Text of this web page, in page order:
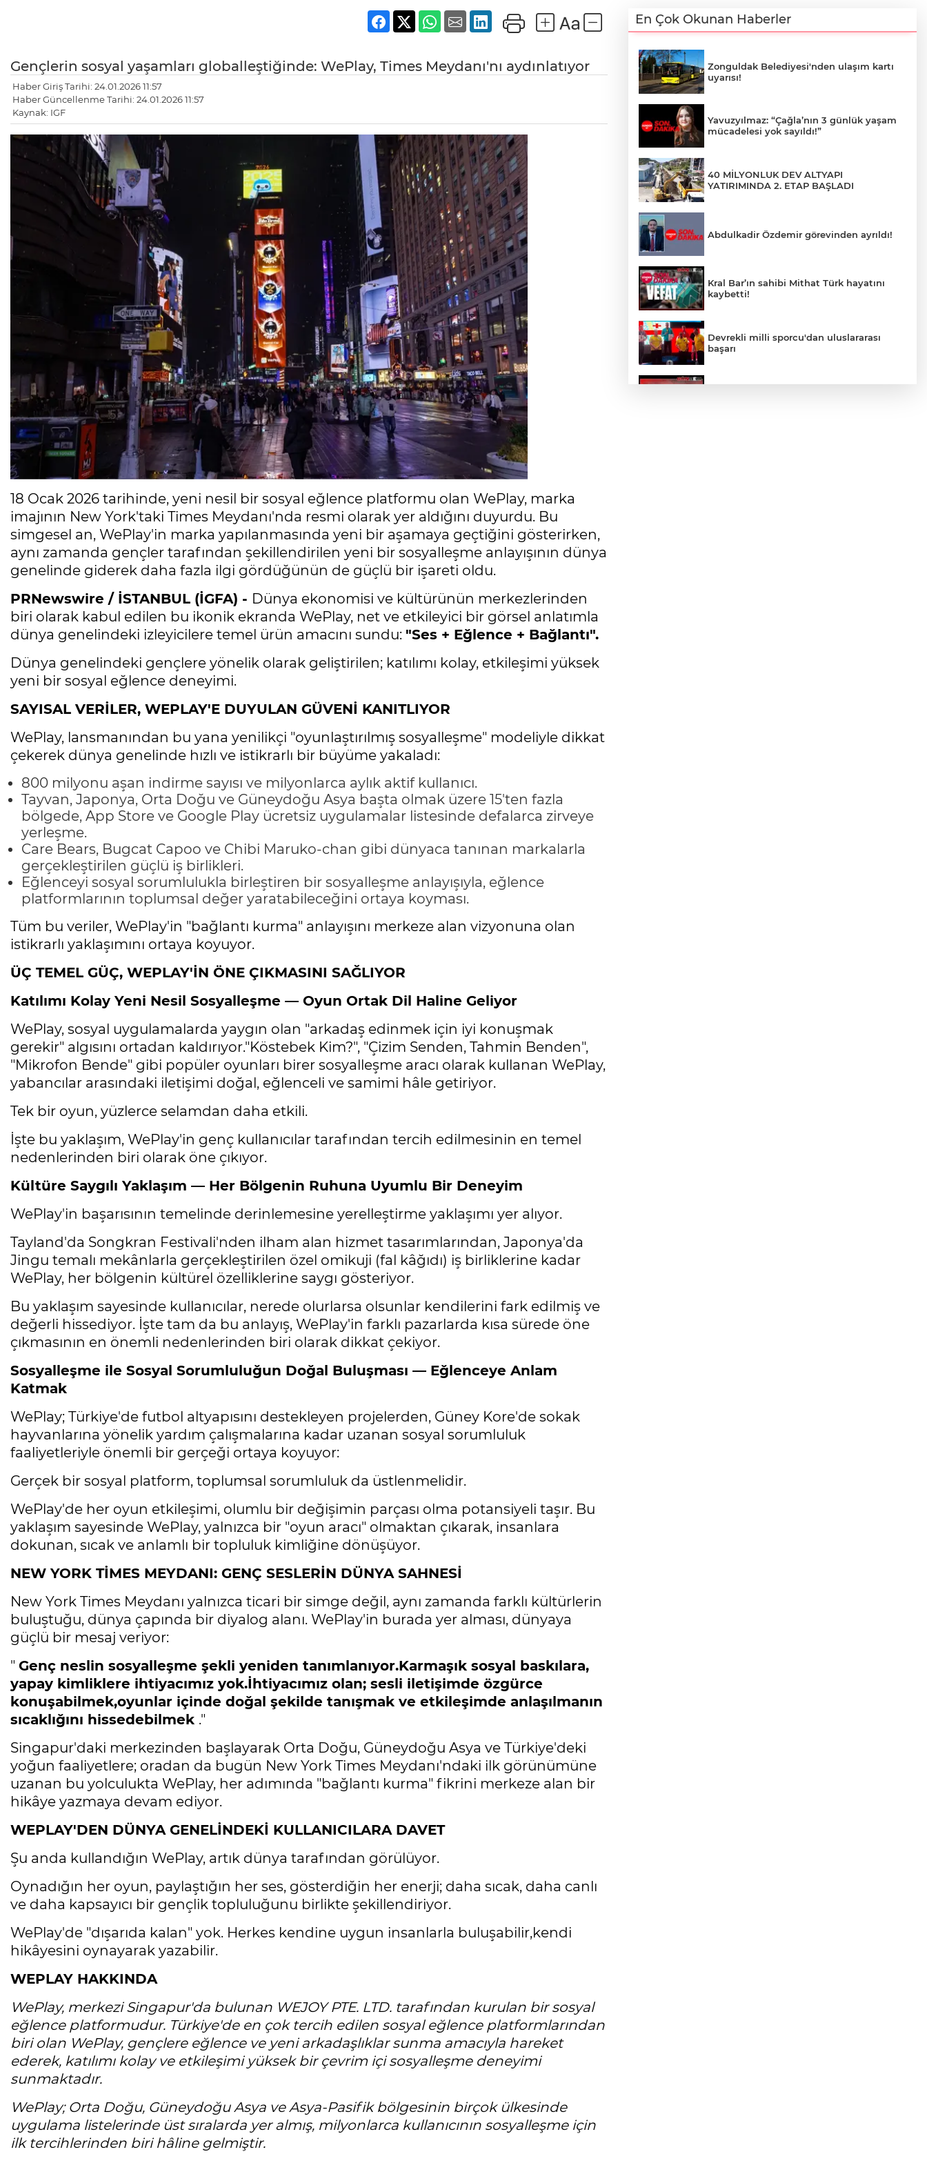
Gençlerin sosyal yaşamları globalleştiğinde: WePlay, Times Meydanı'nı aydınlatıyor
Haber Giriş Tarihi: 24.01.2026 11:57
Haber Güncellenme Tarihi: 24.01.2026 11:57
Kaynak: IGF
18 Ocak 2026 tarihinde, yeni nesil bir sosyal eğlence platformu olan WePlay, marka
imajının New York'taki Times Meydanı'nda resmi olarak yer aldığını duyurdu. Bu
simgesel an, WePlay'in marka yapılanmasında yeni bir aşamaya geçtiğini gösterirken,
aynı zamanda gençler tarafından şekillendirilen yeni bir sosyalleşme anlayışının dünya
genelinde giderek daha fazla ilgi gördüğünün de güçlü bir işareti oldu.
PRNewswire / İSTANBUL (İGFA) - Dünya ekonomisi ve kültürünün merkezlerinden
biri olarak kabul edilen bu ikonik ekranda WePlay, net ve etkileyici bir görsel anlatımla
dünya genelindeki izleyicilere temel ürün amacını sundu: "Ses + Eğlence + Bağlantı".
Dünya genelindeki gençlere yönelik olarak geliştirilen; katılımı kolay, etkileşimi yüksek
yeni bir sosyal eğlence deneyimi.
SAYISAL VERİLER, WEPLAY'E DUYULAN GÜVENİ KANITLIYOR
WePlay, lansmanından bu yana yenilikçi "oyunlaştırılmış sosyalleşme" modeliyle dikkat
çekerek dünya genelinde hızlı ve istikrarlı bir büyüme yakaladı:
800 milyonu aşan indirme sayısı ve milyonlarca aylık aktif kullanıcı.
Tayvan, Japonya, Orta Doğu ve Güneydoğu Asya başta olmak üzere 15'ten fazla
bölgede, App Store ve Google Play ücretsiz uygulamalar listesinde defalarca zirveye
yerleşme.
Care Bears, Bugcat Capoo ve Chibi Maruko-chan gibi dünyaca tanınan markalarla
gerçekleştirilen güçlü iş birlikleri.
Eğlenceyi sosyal sorumlulukla birleştiren bir sosyalleşme anlayışıyla, eğlence
platformlarının toplumsal değer yaratabileceğini ortaya koyması.
Tüm bu veriler, WePlay'in "bağlantı kurma" anlayışını merkeze alan vizyonuna olan
istikrarlı yaklaşımını ortaya koyuyor.
ÜÇ TEMEL GÜÇ, WEPLAY'İN ÖNE ÇIKMASINI SAĞLIYOR
Katılımı Kolay Yeni Nesil Sosyalleşme — Oyun Ortak Dil Haline Geliyor
WePlay, sosyal uygulamalarda yaygın olan "arkadaş edinmek için iyi konuşmak
gerekir" algısını ortadan kaldırıyor."Köstebek Kim?", "Çizim Senden, Tahmin Benden",
"Mikrofon Bende" gibi popüler oyunları birer sosyalleşme aracı olarak kullanan WePlay,
yabancılar arasındaki iletişimi doğal, eğlenceli ve samimi hâle getiriyor.
Tek bir oyun, yüzlerce selamdan daha etkili.
İşte bu yaklaşım, WePlay'in genç kullanıcılar tarafından tercih edilmesinin en temel
nedenlerinden biri olarak öne çıkıyor.
Kültüre Saygılı Yaklaşım — Her Bölgenin Ruhuna Uyumlu Bir Deneyim
WePlay'in başarısının temelinde derinlemesine yerelleştirme yaklaşımı yer alıyor.
Tayland'da Songkran Festivali'nden ilham alan hizmet tasarımlarından, Japonya'da
Jingu temalı mekânlarla gerçekleştirilen özel omikuji (fal kâğıdı) iş birliklerine kadar
WePlay, her bölgenin kültürel özelliklerine saygı gösteriyor.
Bu yaklaşım sayesinde kullanıcılar, nerede olurlarsa olsunlar kendilerini fark edilmiş ve
değerli hissediyor. İşte tam da bu anlayış, WePlay'in farklı pazarlarda kısa sürede öne
çıkmasının en önemli nedenlerinden biri olarak dikkat çekiyor.
Sosyalleşme ile Sosyal Sorumluluğun Doğal Buluşması — Eğlenceye Anlam
Katmak
WePlay; Türkiye'de futbol altyapısını destekleyen projelerden, Güney Kore'de sokak
hayvanlarına yönelik yardım çalışmalarına kadar uzanan sosyal sorumluluk
faaliyetleriyle önemli bir gerçeği ortaya koyuyor:
Gerçek bir sosyal platform, toplumsal sorumluluk da üstlenmelidir.
WePlay'de her oyun etkileşimi, olumlu bir değişimin parçası olma potansiyeli taşır. Bu
yaklaşım sayesinde WePlay, yalnızca bir "oyun aracı" olmaktan çıkarak, insanlara
dokunan, sıcak ve anlamlı bir topluluk kimliğine dönüşüyor.
NEW YORK TİMES MEYDANI: GENÇ SESLERİN DÜNYA SAHNESİ
New York Times Meydanı yalnızca ticari bir simge değil, aynı zamanda farklı kültürlerin
buluştuğu, dünya çapında bir diyalog alanı. WePlay'in burada yer alması, dünyaya
güçlü bir mesaj veriyor:
" Genç neslin sosyalleşme şekli yeniden tanımlanıyor.Karmaşık sosyal baskılara,
yapay kimliklere ihtiyacımız yok.İhtiyacımız olan; sesli iletişimde özgürce
konuşabilmek,oyunlar içinde doğal şekilde tanışmak ve etkileşimde anlaşılmanın
sıcaklığını hissedebilmek ."
Singapur'daki merkezinden başlayarak Orta Doğu, Güneydoğu Asya ve Türkiye'deki
yoğun faaliyetlere; oradan da bugün New York Times Meydanı'ndaki ilk görünümüne
uzanan bu yolculukta WePlay, her adımında "bağlantı kurma" fikrini merkeze alan bir
hikâye yazmaya devam ediyor.
WEPLAY'DEN DÜNYA GENELİNDEKİ KULLANICILARA DAVET
Şu anda kullandığın WePlay, artık dünya tarafından görülüyor.
Oynadığın her oyun, paylaştığın her ses, gösterdiğin her enerji; daha sıcak, daha canlı
ve daha kapsayıcı bir gençlik topluluğunu birlikte şekillendiriyor.
WePlay'de "dışarıda kalan" yok. Herkes kendine uygun insanlarla buluşabilir,kendi
hikâyesini oynayarak yazabilir.
WEPLAY HAKKINDA
WePlay, merkezi Singapur'da bulunan WEJOY PTE. LTD. tarafından kurulan bir sosyal
eğlence platformudur. Türkiye'de en çok tercih edilen sosyal eğlence platformlarından
biri olan WePlay, gençlere eğlence ve yeni arkadaşlıklar sunma amacıyla hareket
ederek, katılımı kolay ve etkileşimi yüksek bir çevrim içi sosyalleşme deneyimi
sunmaktadır.
WePlay; Orta Doğu, Güneydoğu Asya ve Asya-Pasifik bölgesinin birçok ülkesinde
uygulama listelerinde üst sıralarda yer almış, milyonlarca kullanıcının sosyalleşme için
ilk tercihlerinden biri hâline gelmiştir.
En Çok Okunan Haberler
Zonguldak Belediyesi'nden ulaşım kartı
uyarısı!
Yavuzyılmaz: “Çağla’nın 3 günlük yaşam
mücadelesi yok sayıldı!”
40 MİLYONLUK DEV ALTYAPI
YATIRIMINDA 2. ETAP BAŞLADI
Abdulkadir Özdemir görevinden ayrıldı!
Kral Bar’ın sahibi Mithat Türk hayatını
kaybetti!
Devrekli milli sporcu'dan uluslararası
başarı